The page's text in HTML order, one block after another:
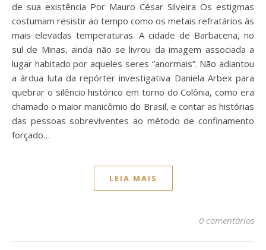
de sua existência Por Mauro César Silveira Os estigmas
costumam resistir ao tempo como os metais refratários às
mais elevadas temperaturas. A cidade de Barbacena, no
sul de Minas, ainda não se livrou da imagem associada a
lugar habitado por aqueles seres “anormais”. Não adiantou
a árdua luta da repórter investigativa Daniela Arbex para
quebrar o silêncio histórico em torno do Colônia, como era
chamado o maior manicômio do Brasil, e contar as histórias
das pessoas sobreviventes ao método de confinamento
forçado…
LEIA MAIS
0 comentários